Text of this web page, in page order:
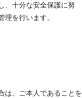
、十分な安全保護に努
を行います。
は、ご本人であることを